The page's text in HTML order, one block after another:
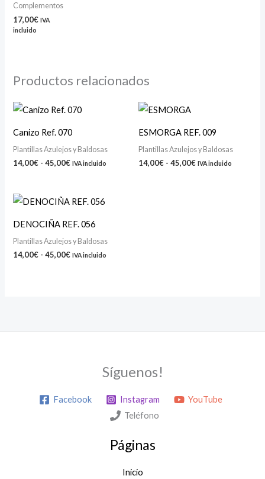
Complementos
17,00€ IVA
incluido
Productos relacionados
Canizo Ref. 070
Plantillas Azulejos y Baldosas
14,00€ - 45,00€
Rango
de
desde
14,00€
hasta
45,00€
IVA incluido
ESMORGA REF. 009
Plantillas Azulejos y Baldosas
14,00€ - 45,00€
desde
14,00€
hasta
45,00€
IVA incluido
DENOCIÑA REF. 056
Plantillas Azulejos y Baldosas
14,00€ - 45,00€
Rango
de
desde
14,00€
hasta
45,00€
IVA incluido
Síguenos!
Facebook Instagram
YouTube
Teléfono
Páginas
Inicio